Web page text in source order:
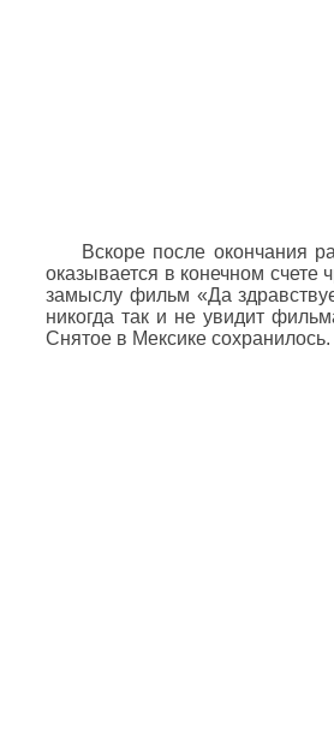
Вскоре после окончания
оказывается в конечном
замыслу фильм «Да
никогда так и не увидит
Снятое в Мексике